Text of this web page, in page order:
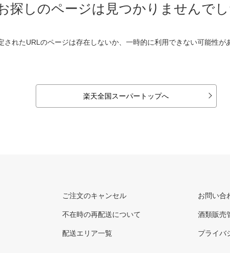
探しのページは見つかりませんでし
されたURLのページは存在しないか、一時的に利用できない可能性が
楽天全国スーパートップへ
ご注文のキャンセル
不在時の再配送について
配送エリア一覧
お問い合
酒類販売
プライバ